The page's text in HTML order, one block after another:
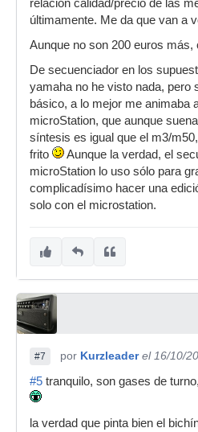
relación calidad/precio de las
últimamente. Me da que van a
Aunque no son 200 euros más,
De secuenciador en los
yamaha no he visto nada, pero
básico, a lo mejor me animaba
microStation, que aunque
síntesis es igual que el m3/
frito
Aunque la verdad, el
microStation lo uso sólo para
complicadísimo hacer una
solo con el microstation.
#7 por Kurzleader el 16/10/
#5 tranquilo, son gases de
la verdad que pinta bien el